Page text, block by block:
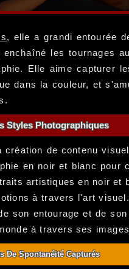
, elle a grandi entourée
les tournages
Elle aime capturer
dans la couleur, et
Styles Photographiques
de contenu
en noir et blanc pour
artistiques en noir et
à travers l'art
entourage et de
à travers ses
De Spontanéité Capturés